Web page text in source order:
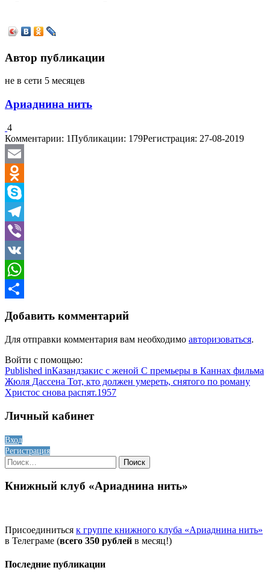
Автор публикации
не в сети 5 месяцев
Ариаднина нить
4
Комментарии: 1Публикации: 179Регистрация: 27-08-2019
Email
Odnoklassniki
Skype
Telegram
Viber
VK
WhatsApp
Добавить комментарий
Для отправки комментария вам необходимо авторизоваться.
Войти с помощью:
Навигация
по
Published inКазандзакис с женой С премьеры в Каннах фильма
Жюля Дассена Тот, кто должен умереть, снятого по роману
Христос снова распят.1957
Личный кабинет
Вход
Регистрация
Найти:
Книжный клуб «Ариаднина нить»
Присоединиться к группе книжного клуба «Ариаднина нить»
в Телеграме (всего 350 рублей в месяц!)
Последние публикации